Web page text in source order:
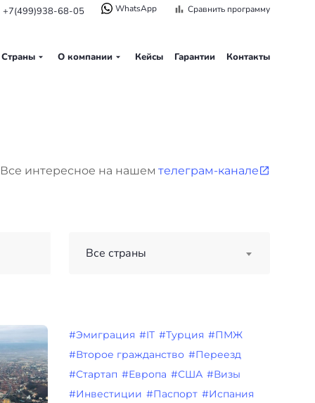
+7(499)938-68-05 WhatsApp Сравнить программу
Страны О компании Кейсы Гарантии Контакты
Все интересное на нашем телеграм-канале
Все страны
#Эмиграция #IT #Турция #ПМЖ
#Второе гражданство #Переезд
#Стартап #Европа #США #Визы
#Инвестиции #Паспорт #Испания